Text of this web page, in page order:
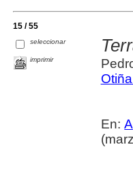
15 / 55
seleccionar
imprimir
En: